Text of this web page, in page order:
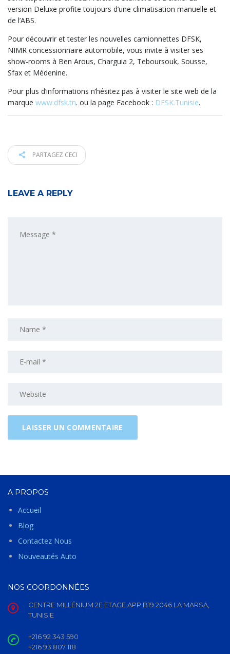
version Deluxe profite toujours d’une climatisation manuelle et
de l’ABS.
Pour découvrir et tester les nouvelles camionnettes DFSK,
NIMR concessionnaire automobile, vous invite à visiter ses
show-rooms à Ben Arous, Charguia 2, Teboursouk, Sousse,
Sfax et Médenine.
Pour plus d’informations n’hésitez pas à visiter le site web de la
marque www.dfsk.tn. ou la page Facebook : DFSK.Tunisie.
PARTAGEZ CECI
LEAVE A REPLY
A PROPOS
Accueil
Blog
Contactez Nous
Nouveautés Auto
NOS COORDONNÉES
CENTRE MILLÉNIUM 2E ETAGE APP B19 2046 LA MARSA,
TUNISIE
+216 92 343 590
+216 93 807 118